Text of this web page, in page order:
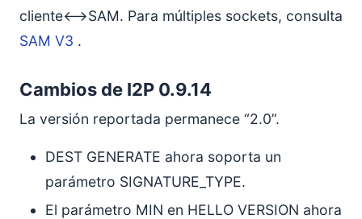
cliente<–>SAM. Para múltiples sockets, consulta
SAM V3 .
Cambios de I2P 0.9.14
La versión reportada permanece “2.0”.
DEST GENERATE ahora soporta un
parámetro SIGNATURE_TYPE.
El parámetro MIN en HELLO VERSION ahora